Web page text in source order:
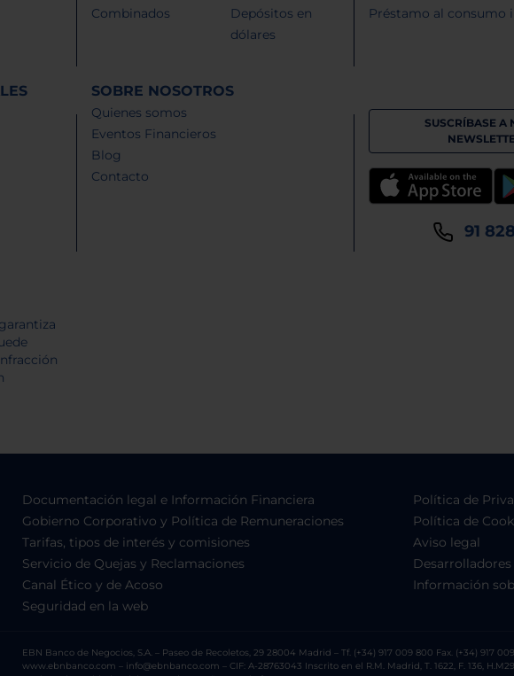
Combinados
Depósitos en
dólares
Préstamo al consumo
SOBRE NOSOTROS
Quienes somos
Eventos Financieros
Blog
Contacto
SUSCRÍBASE A
91
Documentación legal e Información Financiera
Gobierno Corporativo y Política de Remuneraciones
Tarifas, tipos de interés y comisiones
Servicio de Quejas y Reclamaciones
Canal Ético y de Acoso
Seguridad en la web
Política de
Política de
Aviso legal
Desarrolladores
Información
EBN Banco de Negocios, S.A. – Paseo de Recoletos, 29 28004 Madrid – Tf. (+34) 917 009 800 Fax. (+34) 917
www.ebnbanco.com – info@ebnbanco.com – CIF: A-28763043 Inscrito en el R.M. Madrid, T. 1622, F. 136,